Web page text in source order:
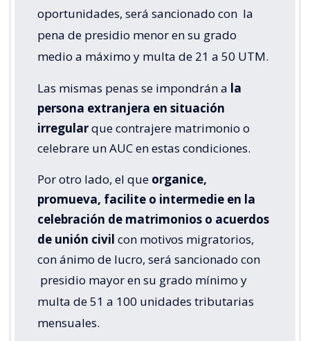
oportunidades, será sancionado con la
pena de presidio menor en su grado
medio a máximo y multa de 21 a 50 UTM.
Las mismas penas se impondrán a la
persona extranjera en situación
irregularque contrajere matrimonio o
celebrare un AUC en estas condiciones.
Por otro lado, el que organice,
promueva, facilite o intermedie en la
celebración de matrimonios o acuerdos
de unión civil con motivos migratorios,
con ánimo de lucro, será sancionado con
presidio mayor en su grado mínimo y
multa de 51 a 100 unidades tributarias
mensuales.